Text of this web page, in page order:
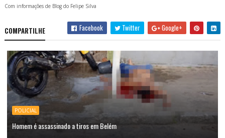
Com informações de Blog do Felipe Silva
COMPARTILHE Facebook Twitter Google+
POLICIAL
Homem é assassinado a tiros em Belém